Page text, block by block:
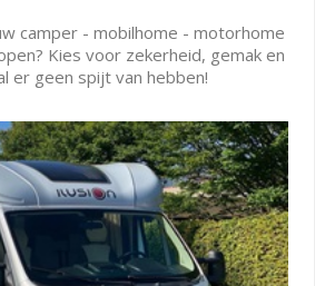
camper - mobilhome - motorhome
Kies voor zekerheid, gemak en
er geen spijt van hebben!